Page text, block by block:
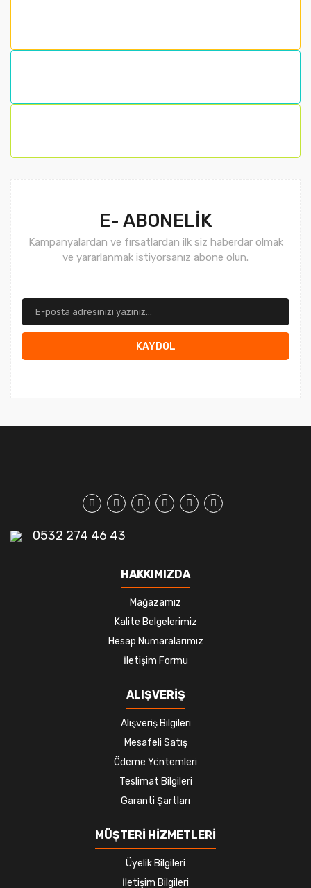
E- ABONELİK
Kampanyalardan ve fırsatlardan ilk siz haberdar olmak
ve yararlanmak istiyorsanız abone olun.
KAYDOL
0532 274 46 43
HAKKIMIZDA
Mağazamız
Kalite Belgelerimiz
Hesap Numaralarımız
İletişim Formu
ALIŞVERİŞ
Alışveriş Bilgileri
Mesafeli Satış
Ödeme Yöntemleri
Teslimat Bilgileri
Garanti Şartları
MÜŞTERİ HİZMETLERİ
Üyelik Bilgileri
İletişim Bilgileri